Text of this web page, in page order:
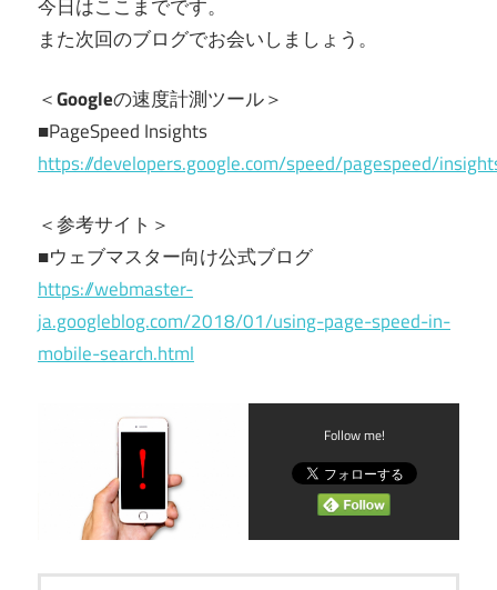
今日はここまでです。
また次回のブログでお会いしましょう。
＜Googleの速度計測ツール＞
■PageSpeed Insights
https://developers.google.com/speed/pagespeed/
＜参考サイト＞
■ウェブマスター向け公式ブログ
https://webmaster-
ja.googleblog.com/2018/01/using-page-speed-in-
mobile-search.html
Follow me!